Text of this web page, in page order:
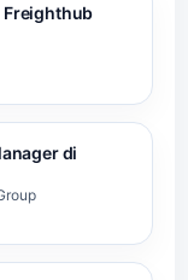
Freighthub
di